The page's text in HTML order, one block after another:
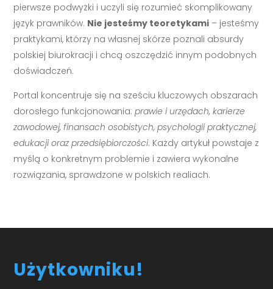
pierwsze podwyżki i uczyli się rozumieć skomplikowany
język prawników. Nie jesteśmy teoretykami – jesteśmy
praktykami, którzy na własnej skórze poznali absurdy
polskiej biurokracji i chcą oszczędzić innym podobnych
doświadczeń.
Portal koncentruje się na sześciu kluczowych obszarach
dorosłego funkcjonowania:prawie i urzędach, karierze
zawodowej, finansach osobistych, psychologii praktycznej,
edukacji oraz przedsiębiorczości. Każdy artykuł powstaje z
myślą o konkretnym problemie i zawiera wykonalne
rozwiązania, sprawdzone w polskich realiach.
Użytkowniku!